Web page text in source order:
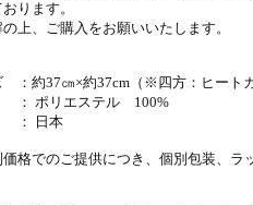
ります。
上、ご購入をお願いいたします。
：約37㎝×約37cm（※四方：ヒートカ
ポリエステル 100%
日本
格でのご提供につき、個別包装、ラ